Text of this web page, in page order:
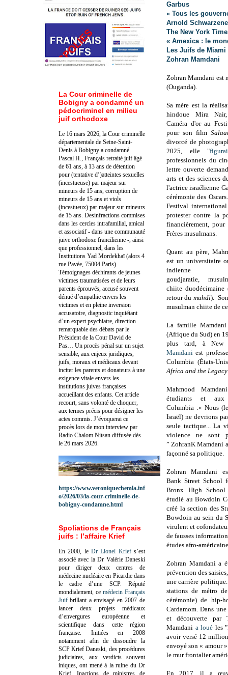
Garbus
« Tous les
Arnold
The New York
« Amexica : le
Les Juifs de Miami
Zohran Mamdani
Zohran Mamdani est
(Ouganda).
Sa mère est la
hindoue Mira
Caméra d'or au
pour son film
divorcé de
2025, elle "
professionnels du
lettre ouverte
arts et des sciences
l'actrice israélienne
cérémonie des
Festival
protester contre la
financièrement,
Frères musulmans.
Quant au père,
est un universitaire
indienne
goudjaratie,
chiite duodécimaine
retour du mahdi).
musulman chiite de
La famille
(Afrique du Sud) en
plus tard, à
Mamdani est
Columbia (États-
Africa and the
Mahmood
étudiants et aux
Columbia :« Nous
Israël) ne devrions
seule tactique... La
violence ne sont
”ZohranK Mamdani
façonné sa politique.
Zohran Mamdani
Bank Street School
Bronx High
étudié au Bowdoin
créé la section des
Bowdoin au sein du
virulent et
de fausses
études afro-
Zohran Mamdani a
prévention des
une carrière
stations de métro
cérémonie) de hip-
Cardamom. Dans
et découverte par
Mamdani a loué les "
avoir versé 12
envoyé son « amour
le mur frontalier
En 2017, il a
La Cour criminelle de
Bobigny a condamné un
pédocriminel en milieu
juif orthodoxe
Le 16 mars 2026, la Cour criminelle
départementale de Seine-Saint-
Denis à Bobigny a condamné
Pascal H., Français retraité juif âgé
de 61 ans, à 13 ans de détention
pour (tentative d’)atteintes sexuelles
(incestueuse) par majeur sur
mineurs de 15 ans, corruption de
mineurs de 15 ans et viols
(incestueux) par majeur sur mineurs
de 15 ans. Desinfractions commises
dans les cercles intrafamilial, amical
et associatif - dans une communauté
juive orthodoxe francilienne -, ainsi
que professionnel, dans les
Institutions Yad Mordekhaï (alors 4
rue Pavée, 75004 Paris).
Témoignages déchirants de jeunes
victimes traumatisées et de leurs
parents éprouvés, accusé souvent
dénué d’empathie envers les
victimes et en pleine inversion
accusatoire, diagnostic inquiétant
d’un expert psychiatre, direction
remarquable des débats par le
Président de la Cour David de
Pas… Un procès pénal sur un sujet
sensible, aux enjeux juridiques,
juifs, moraux et médicaux devant
inciter les parents et donateurs à une
exigence vitale envers les
institutions juives françaises
accueillant des enfants. Cet article
recourt, sans volonté de choquer,
aux termes précis pour désigner les
actes commis. J’évoquerai ce
procès lors de mon interview par
Radio Chalom Nitsan diffusée dès
le 26 mars 2026.
https://www.veroniquechemla.inf
o/2026/03/la-cour-criminelle-de-
bobigny-condamne.html
Spoliations de Français
juifs : l’affaire Krief
En 2000, le Dr Lionel Kriefs’est
associé avec la Dr Valérie Daneski
pour diriger deux centres de
médecine nucléaire en Picardie dans
le cadre d’une SCP. Réputé
mondialement, ce médecin Français
Juif brillant a envisagé en 2007 de
lancer deux projets médicaux
d’envergures européenne et
scientifique dans cette région
française. Initiées en 2008
notamment afin de dissoudre la
SCP Krief Daneski, des procédures
judiciaires, aux verdicts souvent
iniques, ont mené à la ruine du Dr
Krief.Inactions de ministres de